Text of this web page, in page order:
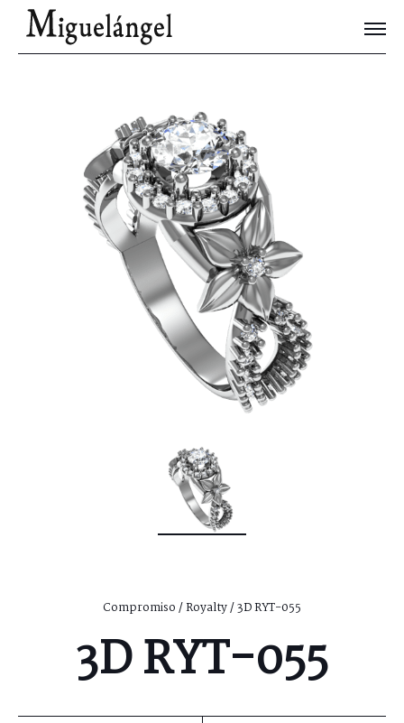
Joyas Únicas
Blog
Contacto
Compromiso/Royalty/ 3D RYT-055
3D RYT-055